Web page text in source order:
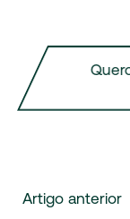
Artigo anterior